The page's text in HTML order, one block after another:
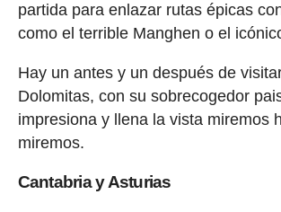
partida para enlazar rutas épicas
como el terrible Manghen o el
Hay un antes y un después de
Dolomitas, con su sobrecogedor
impresiona y llena la vista miremos
miremos.
Cantabria y Asturias